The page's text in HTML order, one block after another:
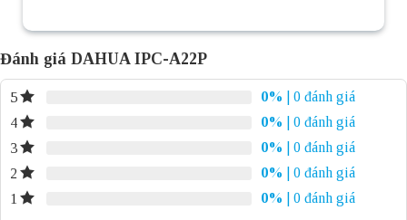
Đánh giá DAHUA IPC-A22P
5 0%
| 0 đánh giá
4
0%
| 0 đánh giá
3
0%
| 0 đánh giá
2
0%
| 0 đánh giá
1
0% | 0 đánh giá